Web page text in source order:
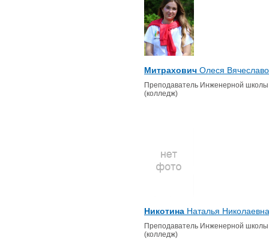
Митрахович Олеся
Преподаватель Инженерной
(колледж)
Никотина Наталья Николаевна
Преподаватель Инженерной
(колледж)